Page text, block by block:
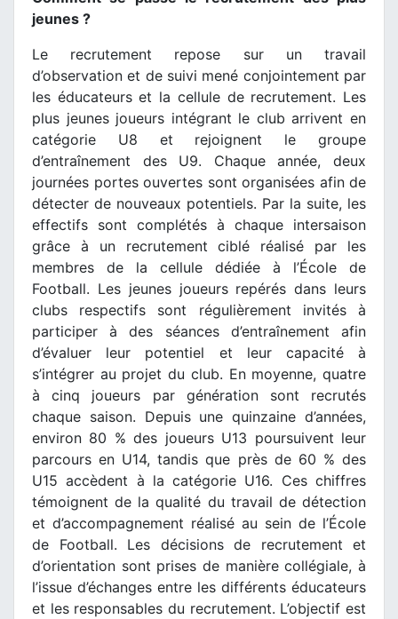
jeunes ?
Le recrutement repose sur un travail
d’observation et de suivi mené conjointement par
les éducateurs et la cellule de recrutement. Les
plus jeunes joueurs intégrant le club arrivent en
catégorie U8 et rejoignent le groupe
d’entraînement des U9. Chaque année, deux
journées portes ouvertes sont organisées afin de
détecter de nouveaux potentiels. Par la suite, les
effectifs sont complétés à chaque intersaison
grâce à un recrutement ciblé réalisé par les
membres de la cellule dédiée à l’École de
Football. Les jeunes joueurs repérés dans leurs
clubs respectifs sont régulièrement invités à
participer à des séances d’entraînement afin
d’évaluer leur potentiel et leur capacité à
s’intégrer au projet du club. En moyenne, quatre
à cinq joueurs par génération sont recrutés
chaque saison. Depuis une quinzaine d’années,
environ 80 % des joueurs U13 poursuivent leur
parcours en U14, tandis que près de 60 % des
U15 accèdent à la catégorie U16. Ces chiffres
témoignent de la qualité du travail de détection
et d’accompagnement réalisé au sein de l’École
de Football. Les décisions de recrutement et
d’orientation sont prises de manière collégiale, à
l’issue d’échanges entre les différents éducateurs
et les responsables du recrutement. L’objectif est